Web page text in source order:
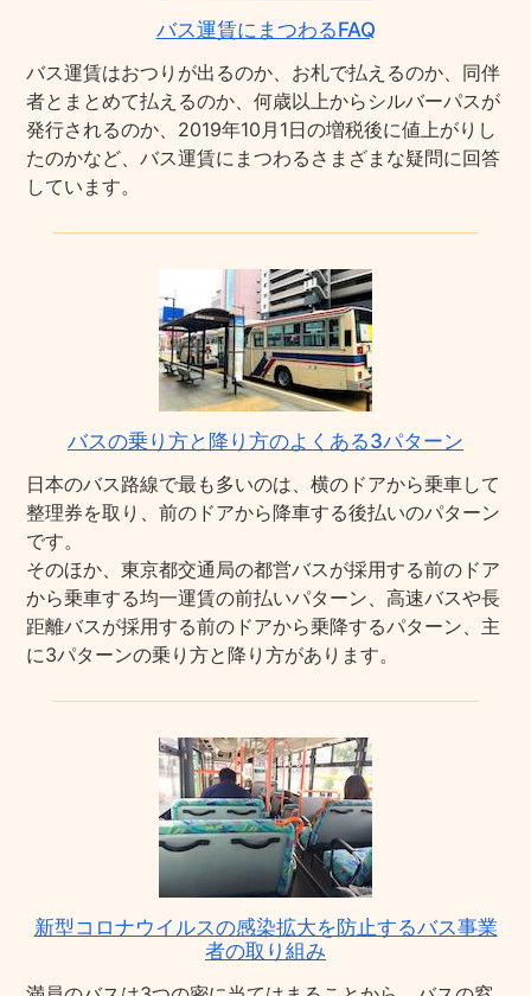
バス運賃にまつわるFAQ
バス運賃はおつりが出るのか、お札で払えるのか、同伴
者とまとめて払えるのか、何歳以上からシルバーパスが
発行されるのか、2019年10月1日の増税後に値上がりし
たのかなど、バス運賃にまつわるさまざまな疑問に回答
しています。
バスの乗り方と降り方のよくある3パターン
日本のバス路線で最も多いのは、横のドアから乗車して
整理券を取り、前のドアから降車する後払いのパターン
です。
そのほか、東京都交通局の都営バスが採用する前のドア
から乗車する均一運賃の前払いパターン、高速バスや長
距離バスが採用する前のドアから乗降するパターン、主
に3パターンの乗り方と降り方があります。
新型コロナウイルスの感染拡大を防止するバス事業
者の取り組み